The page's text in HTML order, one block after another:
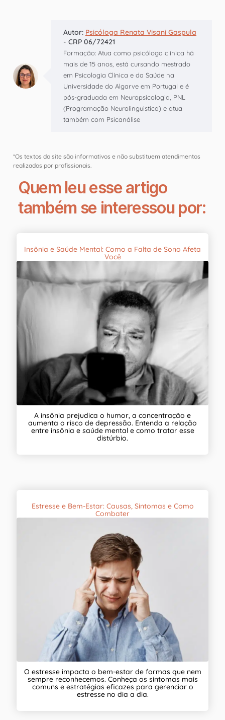
Autor: Psicóloga Renata Visani Gaspula
- CRP 06/72421
Formação: Atua como psicóloga clínica há
mais de 15 anos, está cursando mestrado
em Psicologia Clínica e da Saúde na
Universidade do Algarve em Portugal e é
pós-graduada em Neuropsicologia, PNL
(Programação Neurolinguistica) e atua
também com Psicanálise
*Os textos do site são informativos e não substituem atendimentos
realizados por profissionais.
Quem leu esse artigo
também se interessou por:
Insônia e Saúde Mental: Como a Falta de Sono Afeta
Você
A insônia prejudica o humor, a concentração e
aumenta o risco de depressão. Entenda a relação
entre insônia e saúde mental e como tratar esse
distúrbio.
Estresse e Bem-Estar: Causas, Sintomas e Como
Combater
O estresse impacta o bem-estar de formas que nem
sempre reconhecemos. Conheça os sintomas mais
comuns e estratégias eficazes para gerenciar o
estresse no dia a dia.